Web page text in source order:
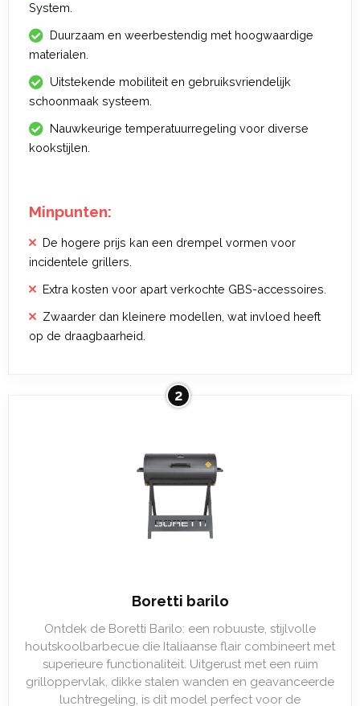
System.
Duurzaam en weerbestendig met hoogwaardige
materialen.
Uitstekende mobiliteit en gebruiksvriendelijk
schoonmaak systeem.
Nauwkeurige temperatuurregeling voor diverse
kookstijlen.
Minpunten:
De hogere prijs kan een drempel vormen voor
incidentele grillers.
Extra kosten voor apart verkochte GBS-accessoires.
Zwaarder dan kleinere modellen, wat invloed heeft
op de draagbaarheid.
2
Boretti barilo
Ontdek de Boretti Barilo: een robuuste, stijlvolle
houtskoolbarbecue die Italiaanse flair combineert met
superieure functionaliteit. Uitgerust met een ruim
grilloppervlak, dikke stalen wanden en geavanceerde
luchtregeling, is dit model perfect voor de